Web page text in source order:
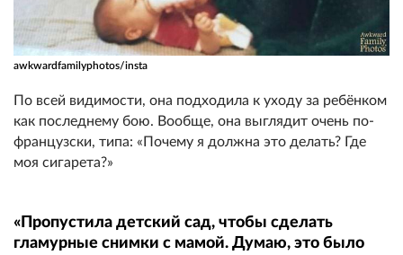
awkwardfamilyphotos/insta
По всей видимости, она подходила к уходу за ребёнком
как последнему бою. Вообще, она выглядит очень по-
французски, типа: «Почему я должна это делать? Где
моя сигарета?»
«Пропустила детский сад, чтобы сделать
гламурные снимки с мамой. Думаю, это было